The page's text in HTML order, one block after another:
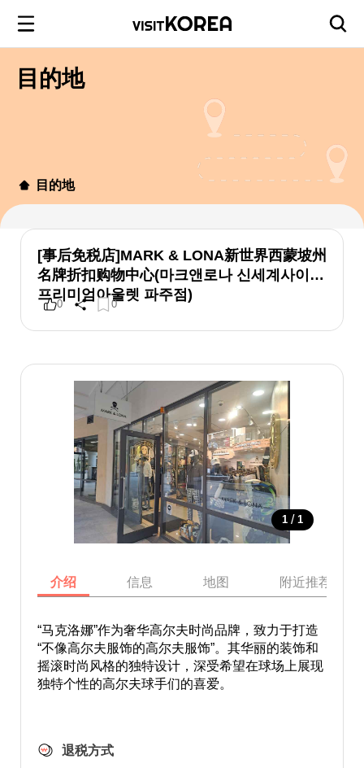
目的地
目的地
[事后免税店]MARK & LONA新世界西蒙坡州
名牌折扣购物中心(마크앤로나 신세계사이먼
프리미엄아울렛 파주점)
0 0
1 / 1
介绍 信息 地图 附近推荐景点
“马克洛娜”作为奢华高尔夫时尚品牌，致力于打造
“不像高尔夫服饰的高尔夫服饰”。其华丽的装饰和
摇滚时尚风格的独特设计，深受希望在球场上展现
独特个性的高尔夫球手们的喜爱。
退税方式